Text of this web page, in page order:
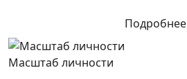
Подробнее
Масштаб личности